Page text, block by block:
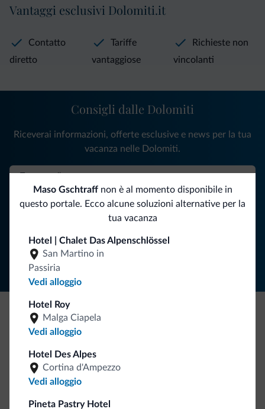
della piacevole atmosfera di un'azienda familiare.
Maso Gschtraffnon è al momento disponibile in
questo portale. Ecco alcune soluzioni alternative per la
tua vacanza
Hotel | Chalet Das Alpenschlössel
San Martino in
Passiria
Vedi alloggio
Hotel Roy
Malga Ciapela
Vedi alloggio
Hotel Des Alpes
Cortina d'Ampezzo
Vedi alloggio
Pineta Pastry Hotel
Vantaggi esclusivi Dolomiti.it
Contatto
diretto
Tariffe
vantaggiose
Richieste non
vincolanti
Segui Dolomiti.it
Consigli dalle Dolomiti
Riceverai informazioni, offerte esclusive e news per la tua
vacanza nelle Dolomiti.
Be Original, scopri la nuova collezione
Dolomiti.it!